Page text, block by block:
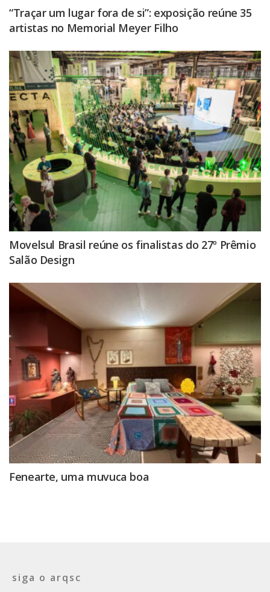
“Traçar um lugar fora de si”: exposição reúne 35
artistas no Memorial Meyer Filho
Movelsul Brasil reúne os finalistas do 27º Prêmio
Salão Design
Fenearte, uma muvuca boa
siga o arqsc